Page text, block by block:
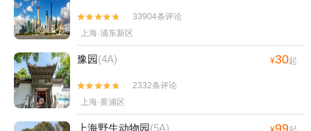


33904条评论
上海·浦东新区
豫园(4A) ¥30起


2332条评论
上海·黄浦区
上海野生动物园(5A) 99